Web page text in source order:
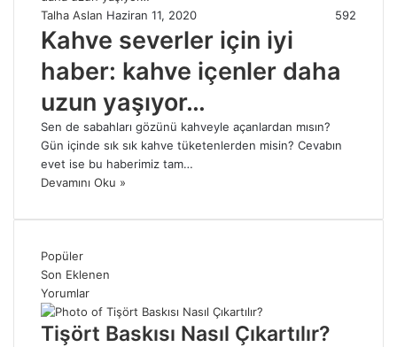
Talha Aslan Haziran 11, 2020 592
Kahve severler için iyi
haber: kahve içenler daha
uzun yaşıyor…
Sen de sabahları gözünü kahveyle açanlardan mısın?
Gün içinde sık sık kahve tüketenlerden misin? Cevabın
evet ise bu haberimiz tam…
Devamını Oku »
Popüler
Son Eklenen
Yorumlar
Tişört Baskısı Nasıl Çıkartılır?